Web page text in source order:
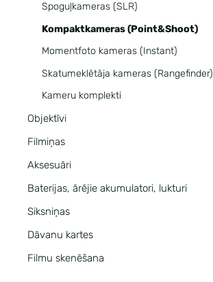
Spoguļkameras (SLR)
Kompaktkameras (Point&Shoot)
Momentfoto kameras (Instant)
Skatumeklētāja kameras (Rangefinder)
Kameru komplekti
Objektīvi
Filmiņas
Aksesuāri
Baterijas, ārējie akumulatori, lukturi
Siksniņas
Dāvanu kartes
Filmu skenēšana